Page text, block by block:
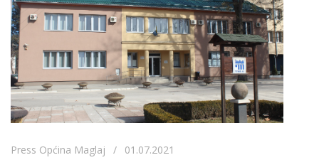
Press Općina Maglaj / 01.07.2021